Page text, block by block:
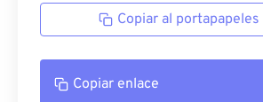
Copiar al portapapeles
Copiar enlace